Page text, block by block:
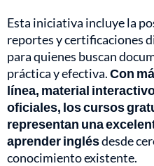
Esta iniciativa incluye la
reportes y certificaciones
para quienes buscan
práctica y efectiva.Con
línea, material
oficiales, los cursos
representan una
aprender inglésdesde
conocimiento existente.